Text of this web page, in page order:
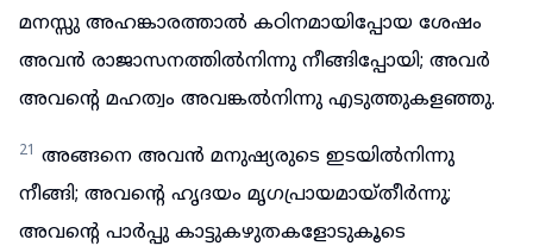
മനസ്സു അഹങ്കാരത്താൽ കഠിനമായിപ്പോയ ശേഷം
അവൻ രാജാസനത്തിൽനിന്നു നീങ്ങിപ്പോയി; അവർ
അവന്റെ മഹത്വം അവങ്കൽനിന്നു എടുത്തുകളഞ്ഞു.
21 അങ്ങനെ അവൻ മനുഷ്യരുടെ ഇടയിൽനിന്നു
നീങ്ങി; അവന്റെ ഹൃദയം മൃഗപ്രായമായ്തീർന്നു;
അവന്റെ പാർപ്പു കാട്ടുകഴുതകളോടുകൂടെ